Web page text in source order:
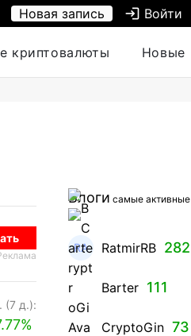
Новая запись login Войти
криптовалюты Новые
(7 д.):
Блоги самые активные
RatmirRB 282
Barter 111
CryptoGin 73